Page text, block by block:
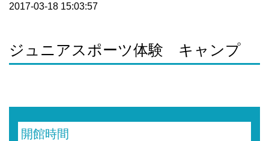
2017-03-18 15:03:57
ジュニアスポーツ体験 キャンプ
開館時間